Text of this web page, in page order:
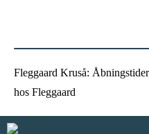
Fleggaard Kruså:
hos Fleggaard